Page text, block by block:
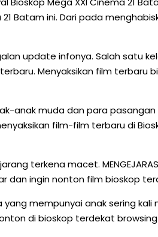
Batam ini. Dari pada
update infonya. Salah satu
Menyaksikan film terbaru
anak muda dan para
film-film terbaru di
terkena macet.
dan ingin nonton film bioskop
mempunyai anak sering kali
di bioskop terdekat